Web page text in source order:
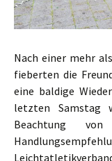
Nach einer mehr
fieberten die
eine baldige
letzten Samstag
Beachtung